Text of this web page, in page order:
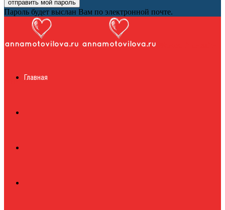
Пароль будет выслан Вам по электронной почте.
журналГлавная